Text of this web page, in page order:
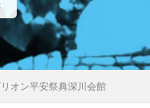
オン平安祭典深川会館